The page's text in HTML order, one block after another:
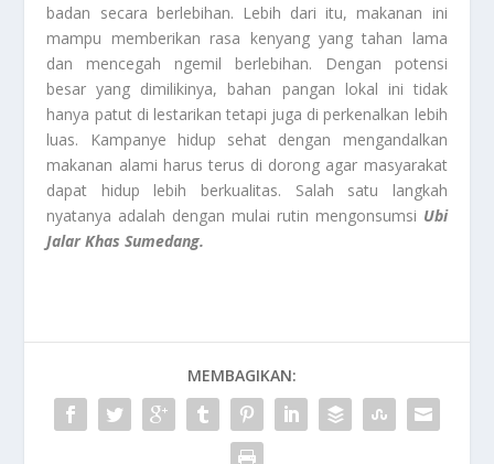
badan secara berlebihan. Lebih dari itu, makanan ini
mampu memberikan rasa kenyang yang tahan lama
dan mencegah ngemil berlebihan. Dengan potensi
besar yang dimilikinya, bahan pangan lokal ini tidak
hanya patut di lestarikan tetapi juga di perkenalkan lebih
luas. Kampanye hidup sehat dengan mengandalkan
makanan alami harus terus di dorong agar masyarakat
dapat hidup lebih berkualitas. Salah satu langkah
nyatanya adalah dengan mulai rutin mengonsumsi Ubi
Jalar Khas Sumedang.
MEMBAGIKAN: